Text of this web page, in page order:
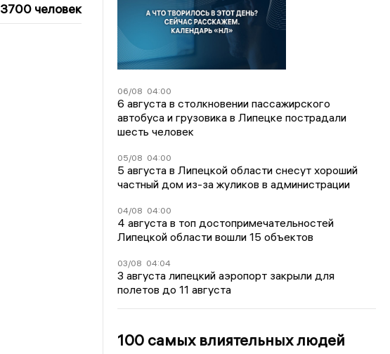
человек
06/08 04:00
6 августа в столкновении пассажирского
автобуса и грузовика в Липецке пострадали
шесть человек
05/08 04:00
5 августа в Липецкой области снесут хороший
частный дом из-за жуликов в администрации
04/08 04:00
4 августа в топ достопримечательностей
Липецкой области вошли 15 объектов
03/08 04:04
3 августа липецкий аэропорт закрыли для
полетов до 11 августа
100 самых влиятельных людей